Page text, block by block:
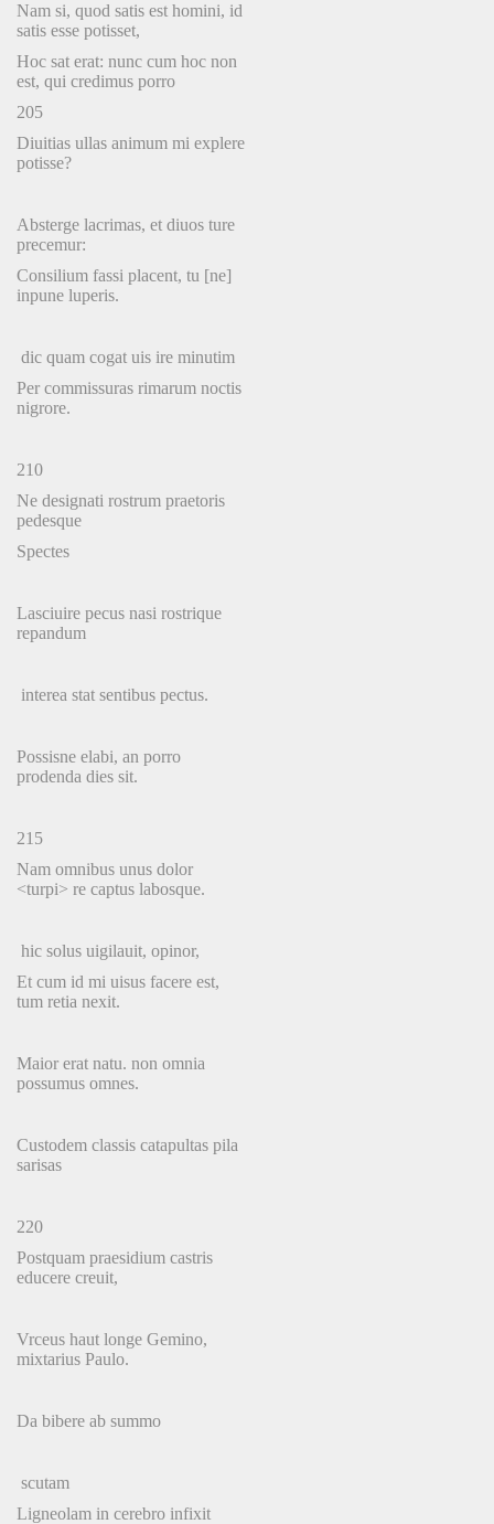
Nam si, quod satis est homini, id
satis esse potisset,
Hoc sat erat: nunc cum hoc non
est, qui credimus porro
205
Diuitias ullas animum mi explere
potisse?
Absterge lacrimas, et diuos ture
precemur:
Consilium fassi placent, tu [ne]
inpune luperis.
dic quam cogat uis ire minutim
Per commissuras rimarum noctis
nigrore.
210
Ne designati rostrum praetoris
pedesque
Spectes
Lasciuire pecus nasi rostrique
repandum
interea stat sentibus pectus.
Possisne elabi, an porro
prodenda dies sit.
215
Nam omnibus unus dolor
<turpi> re captus labosque.
hic solus uigilauit, opinor,
Et cum id mi uisus facere est,
tum retia nexit.
Maior erat natu. non omnia
possumus omnes.
Custodem classis catapultas pila
sarisas
220
Postquam praesidium castris
educere creuit,
Vrceus haut longe Gemino,
mixtarius Paulo.
Da bibere ab summo
scutam
Ligneolam in cerebro infixit